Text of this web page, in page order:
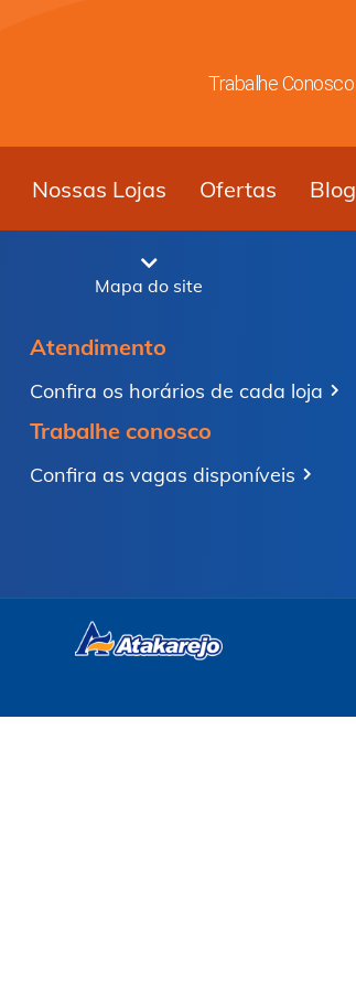
Trabalhe Conosco
Nossas Lojas Ofertas Blog
Mapa do site
Atendimento
Confira os horários de cada loja
Trabalhe conosco
Confira as vagas disponíveis